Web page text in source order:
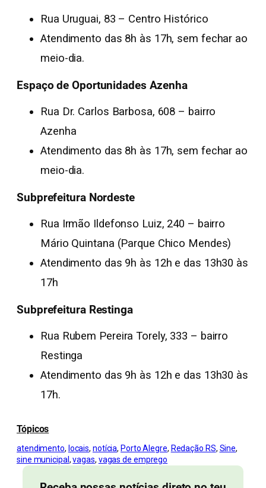
Rua Uruguai, 83 – Centro Histórico
Atendimento das 8h às 17h, sem fechar ao
meio-dia.
Espaço de Oportunidades Azenha
Rua Dr. Carlos Barbosa, 608 – bairro
Azenha
Atendimento das 8h às 17h, sem fechar ao
meio-dia.
Subprefeitura Nordeste
Rua Irmão Ildefonso Luiz, 240 – bairro
Mário Quintana (Parque Chico Mendes)
Atendimento das 9h às 12h e das 13h30 às
17h
Subprefeitura Restinga
Rua Rubem Pereira Torely, 333 – bairro
Restinga
Atendimento das 9h às 12h e das 13h30 às
17h.
Tópicos
atendimento, locais, notícia, Porto Alegre, Redação RS, Sine
sine municipal , vagas, vagas de emprego